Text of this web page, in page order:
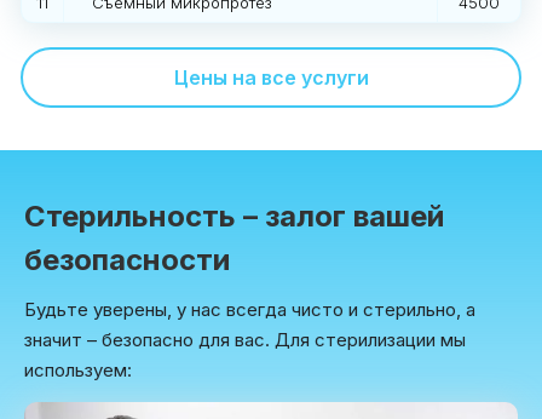
Цены на все услуги
Стерильность – залог вашей
безопасности
Будьте уверены, у нас всегда чисто и стерильно, а
значит – безопасно для вас. Для стерилизации мы
используем: